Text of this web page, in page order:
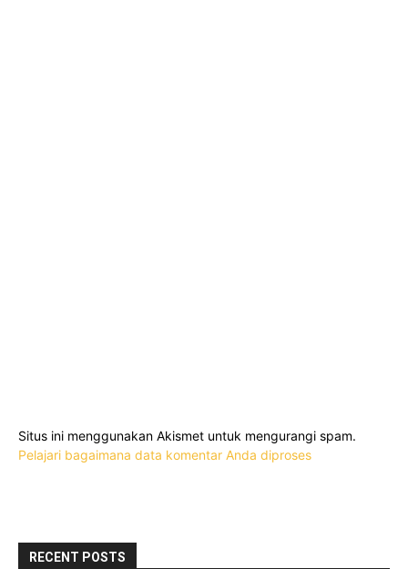
Situs ini menggunakan Akismet untuk mengurangi spam.
Pelajari bagaimana data komentar Anda diproses
RECENT POSTS